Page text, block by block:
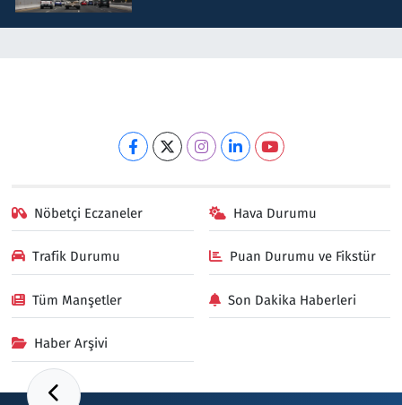
Nöbetçi Eczaneler Hava Durumu
Trafik Durumu Puan Durumu ve Fikstür
Tüm Manşetler Son Dakika Haberleri
Haber Arşivi